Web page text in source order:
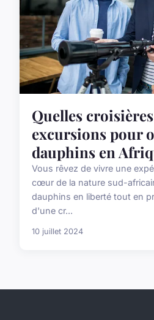
Quelles
excursions pour
dauphins en
Vous rêvez de vivre une
cœur de la nature sud-
dauphins en liberté tout en
d'une cr...
10 juillet 2024